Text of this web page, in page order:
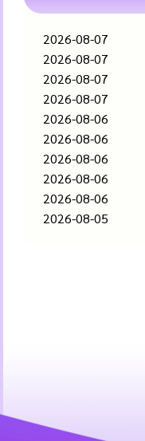
2026-08-07
2026-08-07
2026-08-07
2026-08-07
2026-08-06
2026-08-06
2026-08-06
2026-08-06
2026-08-06
2026-08-05